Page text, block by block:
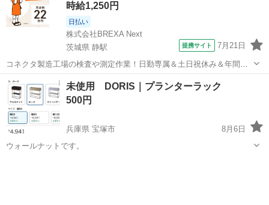
時給1,250円
日払い
株式会社BREXA Next
茨城県 静駅
提携サイト 7月21日
コネクタ製造工場の検査や測定作業！日勤専属＆土日祝休み＆年間休
日128日★クリーンルーム内作業★マイカー通勤OK＆無料駐車場あり
★就業先食堂利用可！日払い制度あり！《茨城県常陸大宮市》 人気の
工場のお仕事 ◇コネクタ製造工...
茨城 常陸大宮市 その他
未使用 DORIS｜プランターラック
500円
兵庫県 宝塚市
8月6日
ウォールナットです。